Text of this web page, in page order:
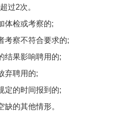
过2次。
体检或考察的;
考察不符合要求的;
结果影响聘用的;
弃聘用的;
定的时间报到的;
缺的其他情形。